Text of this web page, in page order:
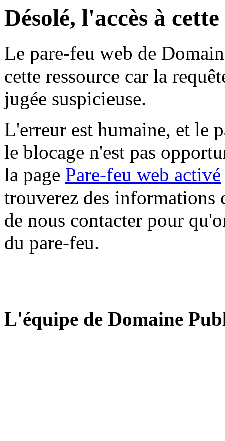
Désolé, l'accès à
Le pare-feu web de
cette ressource car la
jugée suspicieuse.
L'erreur est humaine, et le
le blocage n'est pas
la page Pare-feu web activé
trouverez des informations
de nous contacter pour
du pare-feu.
L'équipe de Domaine